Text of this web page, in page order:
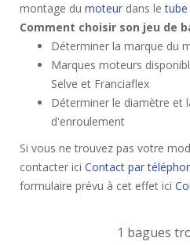
montage du moteur dans le
Comment choisir son jeu de
Déterminer la marque du
Marques moteurs
Selve et Franciaflex
Déterminer le diamètre et
d'enroulement
Si vous ne trouvez pas votre
contacter ici Contact par
formulaire prévu à cet effet ici
1 bagues